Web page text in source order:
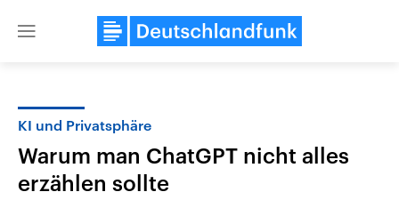
Close
KI und Privatsphäre
Warum man ChatGPT nicht alles
erzählen sollte